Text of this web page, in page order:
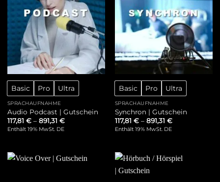
Basic Pro Ultra
SPRACHAUFNAHME
Audio Podcast | Gutschein
117,81 € – 891,31 €
Enthält 19% MwSt. DE
Basic Pro Ultra
SPRACHAUFNAHME
Synchron | Gutschein
117,81 € – 891,31 €
Enthält 19% MwSt. DE